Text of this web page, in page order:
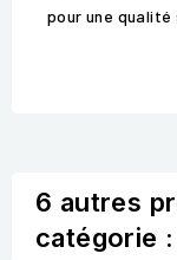
pour une qualité
6 autres
catégorie :